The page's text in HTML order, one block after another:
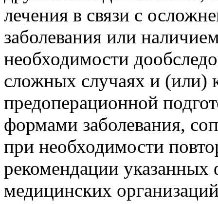
лечения в связи с
заболевания или
необходимости
сложных случаях и (или)
предоперационной
формами заболевания,
при необходимости
рекомендации указанных
медицинских